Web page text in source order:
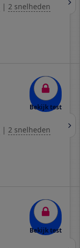
| 2 snelheden
Bekijk test
| 2 snelheden
Bekijk test